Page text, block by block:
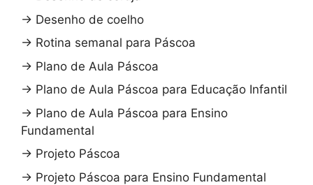
→ Desenho de coelho
→ Rotina semanal para Páscoa
→ Plano de Aula Páscoa
→ Plano de Aula Páscoa para Educação Infantil
→ Plano de Aula Páscoa para Ensino
Fundamental
→ Projeto Páscoa
→ Projeto Páscoa para Ensino Fundamental